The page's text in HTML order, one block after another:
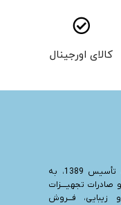
کالای اورجینال
“، تأسیس 1389، به
واردات و صادرات تجهیــــزات
زیبایی، فـــروش